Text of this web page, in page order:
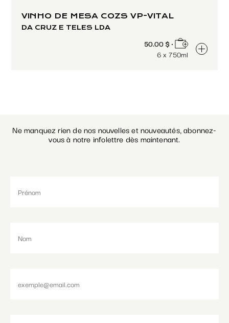
VINHO DE MESA COZS VP-VITAL
DA CRUZ E TELES LDA
50.00 $ •
6 x 750ml
Ne manquez rien de nos nouvelles et nouveautés, abonnez-
vous à notre infolettre dès maintenant.